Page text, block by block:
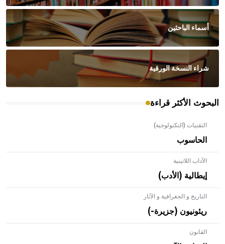
أسماء الباحثين
شراء النسخة الورقية
البحوث الأكثر قراءة
التقنيات (التكنولوجية)
الحاسوب
الآداب اللاتينية
إيطالية (الأدب)
التاريخ و الجغرافية و الآثار
ريئونيون (جزيرة-)
القانون- هل تعلم أن الأبلق نوع من الفنون الهندسية التي ارتبطت